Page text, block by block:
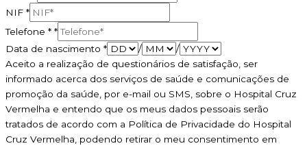
NIF *
Telefone * *
Data de nascimento * /
/
Aceito a realização de questionários de satisfação, ser
informado acerca dos serviços de saúde e comunicações de
promoção da saúde, por e-mail ou SMS, sobre o Hospital Cruz
Vermelha e entendo que os meus dados pessoais serão
tratados de acordo com a Política de Privacidade do Hospital
Cruz Vermelha, podendo retirar o meu consentimento em